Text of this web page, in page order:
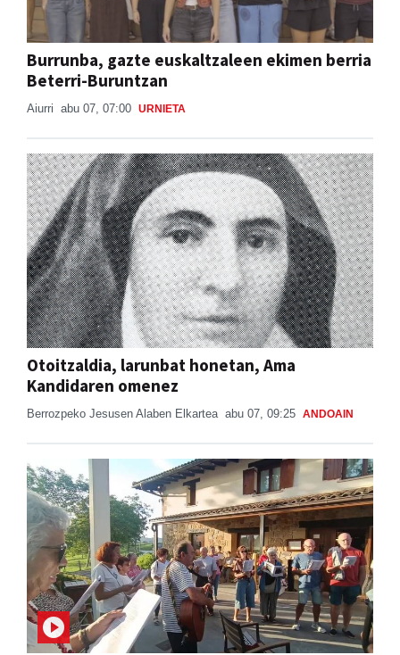
Burrunba, gazte euskaltzaleen ekimen berria
Beterri-Buruntzan
Aiurri abu 07, 07:00 URNIETA
Otoitzaldia, larunbat honetan, Ama
Kandidaren omenez
Berrozpeko Jesusen Alaben Elkartea abu 07, 09:25 ANDOAIN